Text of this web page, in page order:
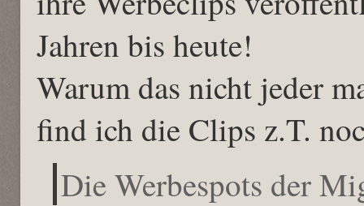
Jahren bis heute!
Warum das nicht jeder
find ich die Clips z.T.
Die Werbespots der